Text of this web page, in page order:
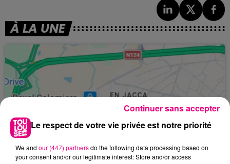
À LA UNE
Le respect de votre vie privée est notre priorité
We and our (447) partnersdo the following data processing based on
your consent and/or our legitimate interest: Store and/or access
Continuer sans accepter